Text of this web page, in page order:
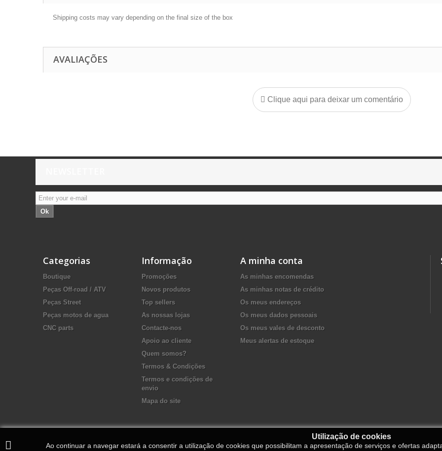
Shipping costs may vary depending on the final size of the box
AVALIAÇÕES
Clique aqui para deixar um comentário
Ok
Categorias
Boutique
Peças Off-road / ATV
Peças Street
Peças motos de agua
CNC parts
Informação
Promoções
Novos produtos
Top sellers
As nossas lojas
Contacte-nos
Apoio ao cliente
Quem somos?
Termos & Condições
Termos e condições de
envio
Mapa do site
A minha conta
As minhas encomendas
As minhas notas de crédito
Os meus endereços
Os meus dados pessoais
Os meus vales de desconto
Meus alertas de estoque
Utilização de cookies
Ao continuar a navegar estará a consentir a utilização de cookies que possibilitam a apresentação de serviços e ofertas